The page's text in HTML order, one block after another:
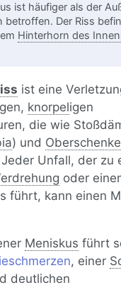
ist häufiger als der
betroffen. Der Riss
Hinterhorn des
ist eine
knorpeligen
die wie
) und
Unfall, der zu
oder
führt, kann einen
Meniskus führt
, einer
deutlichen